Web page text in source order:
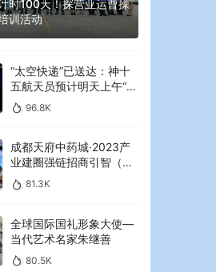
时100天！探营亚运曹操
训活动
“太空快递”已送达：神十
五航天员预计明天上午“拆
快递”96.8K
成都天府中药城·2023产
业建圈强链招商引智（大
湾区）专场推介会在广州
举行
81.3K
全球国际国礼形象大使—
当代艺术名家朱继善
80.5K